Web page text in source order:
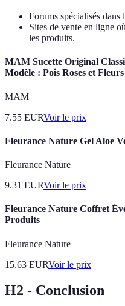
Forums spécialisés dans
Sites de vente en ligne
les produits.
MAM Sucette Original
Modèle : Pois Roses et
MAM
7.55 EURVoir le prix
Fleurance Nature Gel Aloe
Fleurance Nature
9.31 EURVoir le prix
Fleurance Nature Coffret
Produits
Fleurance Nature
15.63 EURVoir le prix
H2 - Conclusion